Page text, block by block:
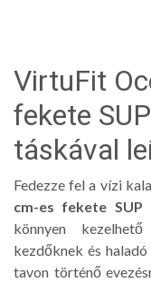
VirtuFit
fekete
táskával
Fedezze fel a vízi
cm-es fekete SUP
könnyen
kezdőknek és
tavon történő